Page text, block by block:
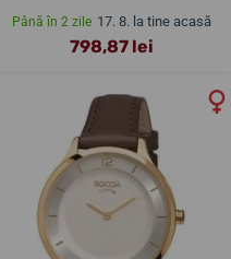
Până în 2 zile 17. 8. la tine acasă
798,87 lei